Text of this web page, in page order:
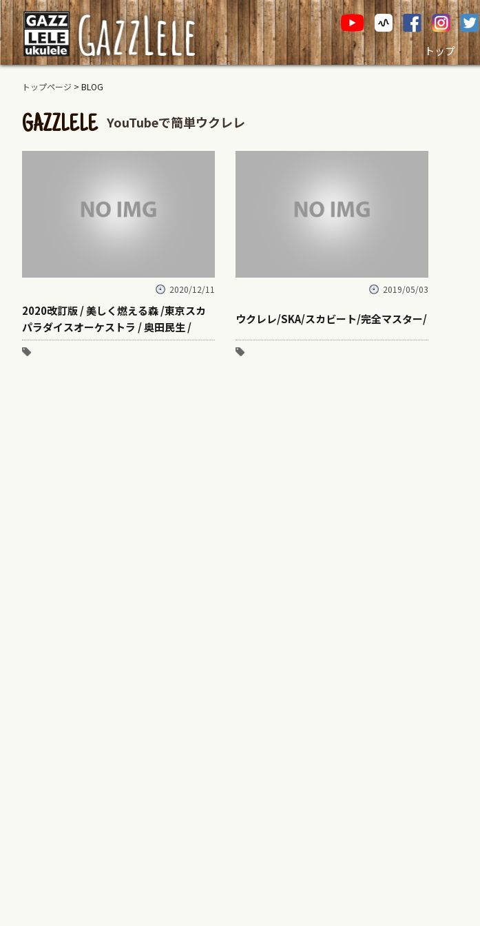
トップ
トップページ > BLOG
GAZZLELE YouTubeで簡単ウクレレ
2020/12/11
2020改訂版 / 美しく燃える森 /東京スカ
パラダイスオーケストラ / 奥田民生 /
2019/05/03
ウクレレ/SKA/スカビート/完全マスター/